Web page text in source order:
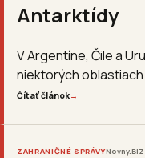
Antarktídy
V Argentíne, Čile a
niektorých
Čítať článok→
ZAHRANIČNÉ SPRÁVYNovny.BIZ